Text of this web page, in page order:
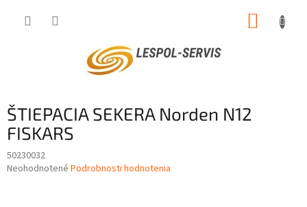
ŠTIEPACIA SEKERA Norden N12
FISKARS
50230032
Priemerné
Neohodnotené Podrobnosti hodnotenia